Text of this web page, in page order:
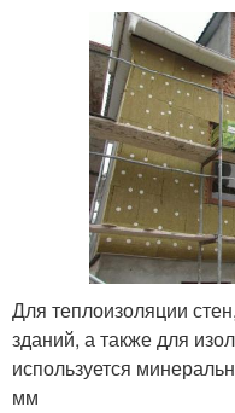
Для теплоизоляции
зданий, а также для
используется
мм